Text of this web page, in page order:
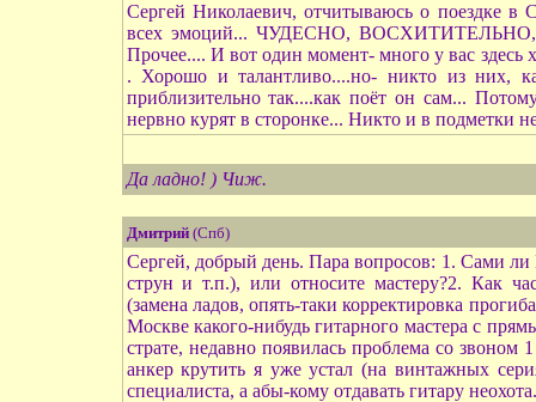
Сергей Николаевич, отчитываюсь о поездке
всех эмоций... ЧУДЕСНО,
Прочее.... И вот один момент- много у вас
. Хорошо и талантливо....но- никто из них,
приблизительно так....как поёт он сам...
нервно курят в сторонке... Никто и в подметки
Да ладно! ) Чиж.
Дмитрий(Спб)
Сергей, добрый день. Пара вопросов: 1. Сами ли
струн и т.п.), или относите мастеру?2. Как
(замена ладов, опять-таки корректировка
Москве какого-нибудь гитарного мастера с
страте, недавно появилась проблема со звоном
анкер крутить я уже устал (на винтажных
специалиста, а абы-кому отдавать гитару